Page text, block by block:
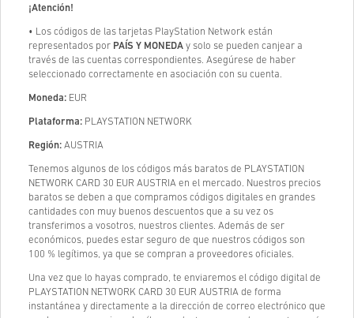
¡Atención!
• Los códigos de las tarjetas PlayStation Network están
representados por PAÍS Y MONEDA y solo se pueden canjear a
través de las cuentas correspondientes. Asegúrese de haber
seleccionado correctamente en asociación con su cuenta.
Moneda: EUR
Plataforma: PLAYSTATION NETWORK
Región: AUSTRIA
Tenemos algunos de los códigos más baratos de PLAYSTATION
NETWORK CARD 30 EUR AUSTRIA en el mercado. Nuestros precios
baratos se deben a que compramos códigos digitales en grandes
cantidades con muy buenos descuentos que a su vez os
transferimos a vosotros, nuestros clientes. Además de ser
económicos, puedes estar seguro de que nuestros códigos son
100 % legítimos, ya que se compran a proveedores oficiales.
Una vez que lo hayas comprado, te enviaremos el código digital de
PLAYSTATION NETWORK CARD 30 EUR AUSTRIA de forma
instantánea y directamente a la dirección de correo electrónico que